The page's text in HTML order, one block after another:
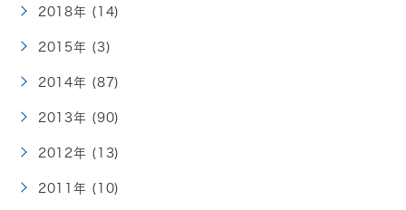
2018年 (14)
2015年 (3)
2014年 (87)
2013年 (90)
2012年 (13)
2011年 (10)